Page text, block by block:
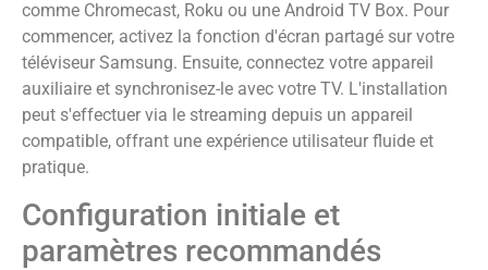
comme Chromecast, Roku ou une Android TV Box. Pour
commencer, activez la fonction d'écran partagé sur votre
téléviseur Samsung. Ensuite, connectez votre appareil
auxiliaire et synchronisez-le avec votre TV. L'installation
peut s'effectuer via le streaming depuis un appareil
compatible, offrant une expérience utilisateur fluide et
pratique.
Configuration initiale et
paramètres recommandés